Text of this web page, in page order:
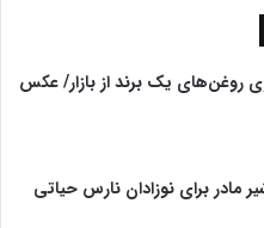
ثابتی، مجسمه دو زندانی
روغن‌های یک برند از بازار/ عکس
مادر برای نوزادان نارس حیاتی